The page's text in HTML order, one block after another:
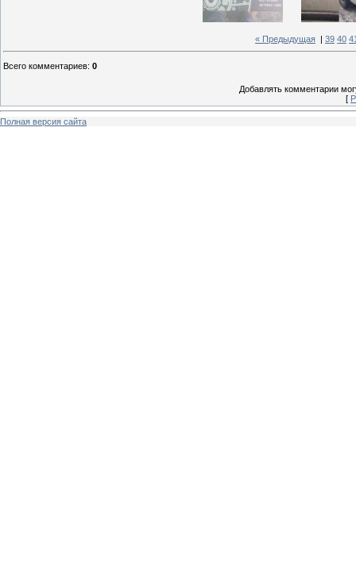
« Предыдущая 39 40
Всего комментариев: 0
Добавлять комментарии
[
Полная версия сайта